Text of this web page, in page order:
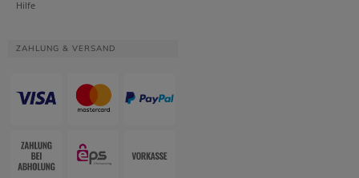
Hilfe
ZAHLUNG & VERSAND